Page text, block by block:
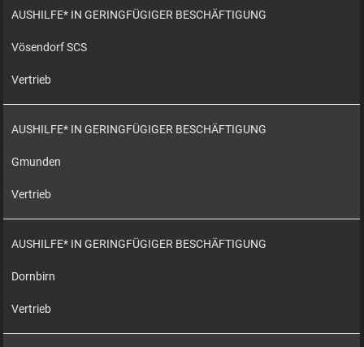
AUSHILFE* IN GERINGFÜGIGER BESCHÄFTIGUNG
Vösendorf SCS
Vertrieb
AUSHILFE* IN GERINGFÜGIGER BESCHÄFTIGUNG
Gmunden
Vertrieb
AUSHILFE* IN GERINGFÜGIGER BESCHÄFTIGUNG
Dornbirn
Vertrieb